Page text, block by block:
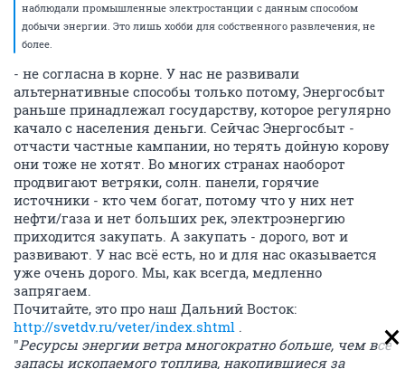
наблюдали промышленные электростанции с данным способом
добычи энергии. Это лишь хобби для собственного развлечения, не
более.
- не согласна в корне. У нас не развивали
альтернативные способы только потому, Энергосбыт
раньше принадлежал государству, которое регулярно
качало с населения деньги. Сейчас Энергосбыт -
отчасти частные кампании, но терять дойную корову
они тоже не хотят. Во многих странах наоборот
продвигают ветряки, солн. панели, горячие
источники - кто чем богат, потому что у них нет
нефти/газа и нет больших рек, электроэнергию
приходится закупать. А закупать - дорого, вот и
развивают. У нас всё есть, но и для нас оказывается
уже очень дорого. Мы, как всегда, медленно
запрягаем.
Почитайте, это про наш Дальний Восток:
http://svetdv.ru/veter/index.shtml .
"Ресурсы энергии ветра многократно больше, чем все
запасы ископаемого топлива, накопившиеся за